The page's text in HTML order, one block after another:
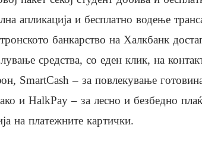
апликација и бесплатно водење
банкарство на Халкбанк
средства, со еден клик, на
SmartCash – за повлекување
и HalkPay – за лесно и безбедно
на платежните картички.